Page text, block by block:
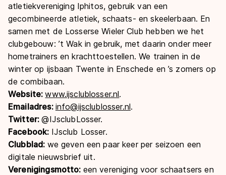
atletiekvereniging Iphitos, gebruik van een
gecombineerde atletiek, schaats- en skeelerbaan. En
samen met de Losserse Wieler Club hebben we het
clubgebouw: ’t Wak in gebruik, met daarin onder meer
hometrainers en krachttoestellen. We trainen in de
winter op ijsbaan Twente in Enschede en ’s zomers op
de combibaan.
Website:www.ijsclublosser.nl.
Emailadres: info@ijsclublosser.nl.
Twitter:@IJsclubLosser.
Facebook: IJsclub Losser.
Clubblad: we geven een paar keer per seizoen een
digitale nieuwsbrief uit.
Verenigingsmotto: een vereniging voor schaatsers en